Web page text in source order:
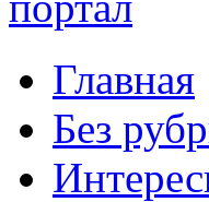
Главная
Без